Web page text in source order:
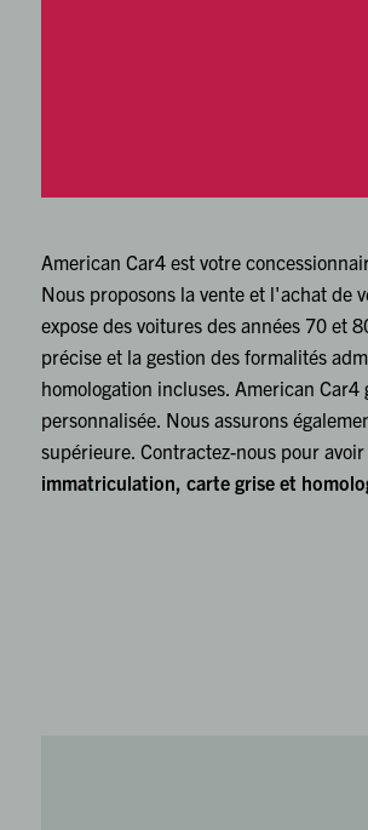
American Car4 est votre
Nous proposons la vente et l'achat de
expose des voitures des années 70 et
précise et la gestion des formalités
homologation incluses. American
personnalisée. Nous assurons
supérieure. Contractez-nous pour
immatriculation, carte grise et